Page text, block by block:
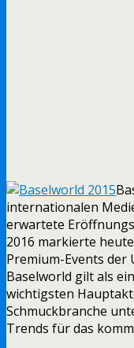
internationalen
erwartete
2016 markierte
Premium-Events der
Baselworld gilt als
wichtigsten
Schmuckbranche
Trends für das